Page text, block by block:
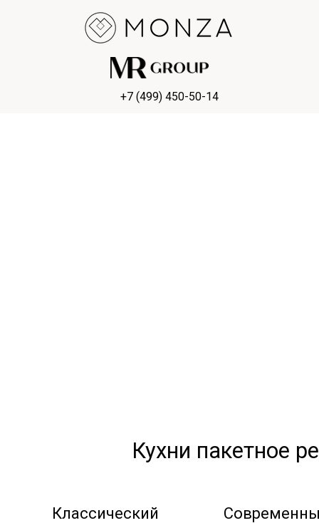
+7 (499) 450-50-14
Кухни пакетное
Классический